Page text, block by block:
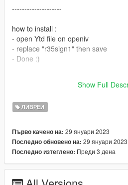
--------------------
how to install :
- open Ytd file on openiv
- replace "r35sign1" then save
- Done :)
have instagram or just comment on
Show Full
ЛИВРЕИ
Първо качено на: 29 януари 2023
Последно обновено на: 29 януари 2023
Последно изтеглено: Преди 3 дена